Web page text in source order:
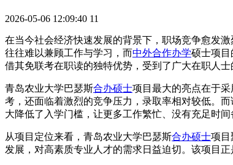
2026-05-06 12:09:40 11
在当今社会经济快速发展的背景下，职场竞争愈发
往往难以兼顾工作与学习，而中外合作办学硕士项目
借其免联考在职读的独特优势，受到了广大在职人士
青岛农业大学巴瑟斯合办硕士项目最大的亮点在于
考，还面临着激烈的竞争压力，录取率相对较低。而
大降低了入学门槛，让更多工作繁忙、没有充足时
从项目定位来看，青岛农业大学巴瑟斯合办硕士项目
发展，对高素质专业人才的需求日益迫切。该项目